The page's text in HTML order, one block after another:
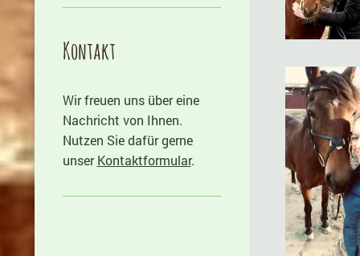
Kontakt
Wir freuen uns über eine
Nachricht von Ihnen.
Nutzen Sie dafür gerne
unserKontaktformular.